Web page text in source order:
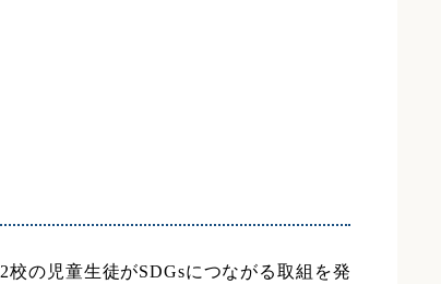
の児童生徒がSDGsにつながる取組を発